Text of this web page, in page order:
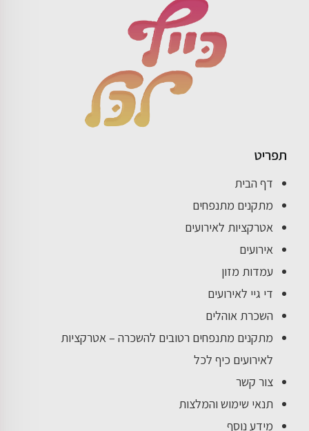
תפריט
דף הבית
מתקנים מתנפחים
אטרקציות לאירועים
אירועים
עמדות מזון
די גיי לאירועים
השכרת אוהלים
מתקנים מתנפחים רטובים להשכרה – אטרקציות
לאירועים כיף לכל
צור קשר
תנאי שימוש והמלצות
מידע נוסף